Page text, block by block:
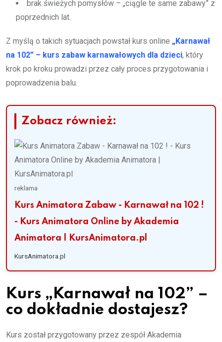
brak świeżych pomysłów – „ciągle te same zabawy” z
poprzednich lat.
Z myślą o takich sytuacjach powstał kurs online „Karnawał
na 102” – kurs zabaw karnawałowych dla dzieci, który
krok po kroku prowadzi przez cały proces przygotowania i
poprowadzenia balu.
Zobacz również:
reklama
Kurs Animatora Zabaw - Karnawał na 102 !
- Kurs Animatora Online by Akademia
Animatora | KursAnimatora.pl
KursAnimatora.pl
Kurs „Karnawał na 102” –
co dokładnie dostajesz?
Kurs został przygotowany przez zespół Akademia